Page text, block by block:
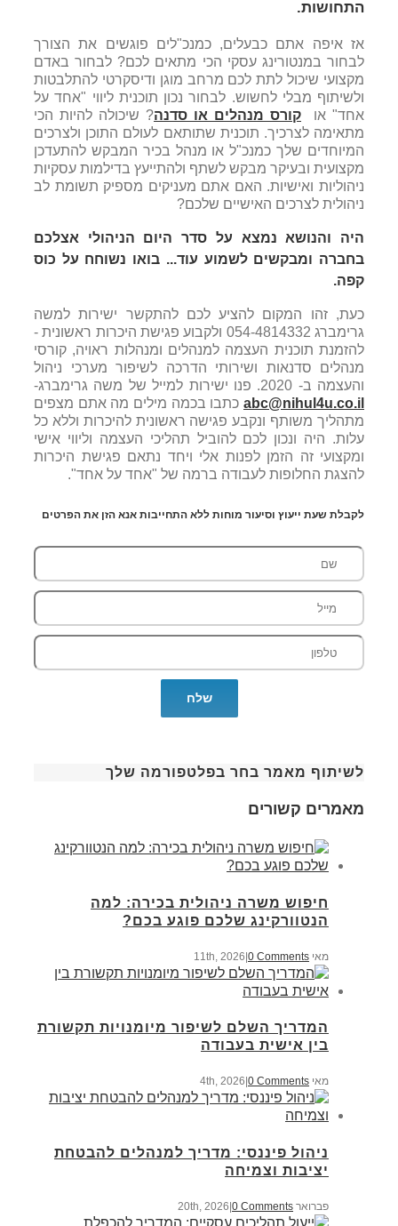
התחושות.
אז איפה אתם כבעלים, כמנכ"לים פוגשים את הצורך
לבחור במנטורינג עסקי הכי מתאים לכם? לבחור באדם
מקצועי שיכול לתת לכם מרחב מוגן ודיסקרטי להתלבטות
ולשיתוף מבלי לחשוש. לבחור נכון תוכנית ליווי "אחד על
אחד" או קורס מנהלים או סדנה? שיכולה להיות הכי
מתאימה לצרכיך. תוכנית שתותאם לעולם התוכן ולצרכים
המיוחדים שלך כמנכ"ל או מנהל בכיר המבקש להתעדכן
מקצועית ובעיקר מבקש לשתף ולהתייעץ בדילמות עסקיות
ניהוליות ואישיות. האם אתם מעניקים מספיק תשומת לב
ניהולית לצרכים האישיים שלכם?
היה והנושא נמצא על סדר היום הניהולי אצלכם
בחברה ומבקשים לשמוע עוד... בואו נשוחח על כוס
קפה.
כעת, זהו המקום להציע לכם להתקשר ישירות למשה
גרימברג 054-4814332 ולקבוע פגישת היכרות ראשונית -
להזמנת תוכנית העצמה למנהלים ומנהלות ראויה, קורסי
מנהלים סדנאות ושירותי הדרכה לשיפור מערכי ניהול
והעצמה ב- 2020. פנו ישירות למייל של משה גרימברג-
abc@nihul4u.co.il כתבו בכמה מילים מה אתם מצפים
מתהליך משותף ונקבע פגישה ראשונית להיכרות וללא כל
עלות. היה ונכון לכם להוביל תהליכי העצמה וליווי אישי
ומקצועי זה הזמן לפנות אלי ויחד נתאם פגישת היכרות
להצגת החלופות לעבודה ברמה של "אחד על אחד".
לקבלת שעת ייעוץ וסיעור מוחות ללא התחייבות אנא הזן את הפרטים
לשיתוף מאמר בחר בפלטפורמה שלך
מאמרים קשורים
חיפוש משרה ניהולית בכירה: למה
הנטוורקינג שלכם פוגע בכם?
מאי 11th, 2026 |0 Comments
המדריך השלם לשיפור מיומנויות תקשורת
בין אישית בעבודה
מאי 4th, 2026 0 Comments
ניהול פיננסי: מדריך למנהלים להבטחת
יציבות וצמיחה
פברואר 20th, 2026 |0 Comments